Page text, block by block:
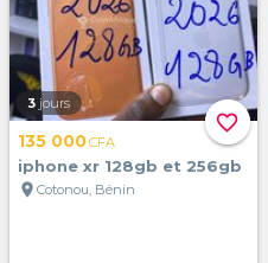
favorite_border
3 jours
135 000CFA
iphone xr 128gb et 256gb
location_on Cotonou, Bénin